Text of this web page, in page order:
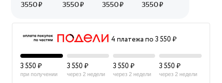
4 платежа по 3 550 ₽
3 550 ₽
при получении
3 550 ₽
через 2 недели
3 550 ₽
через 2 недели
3 550 ₽
через 2 недели